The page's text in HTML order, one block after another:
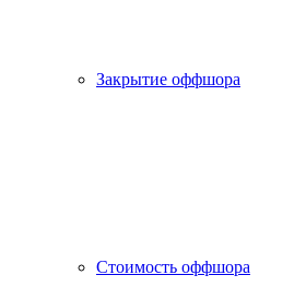
Закрытие оффшора
Стоимость оффшора